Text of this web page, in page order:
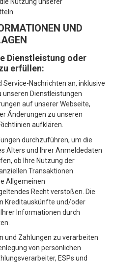
UND
Dienstleistung oder
erfüllen:
Service-Nachrichten an, inklusive
unseren Dienstleistungen
auf unserer Webseite,
Änderungen zu unseren
aufklären.
durchzuführen, um die
Alters und Ihrer Anmeldedaten
ob Ihre Nutzung der
Transaktionen
Allgemeinen
Recht verstoßen. Die
Kreditauskünfte und/oder
Informationen durch
und Zahlungen zu verarbeiten
von persönlichen
ESPs und